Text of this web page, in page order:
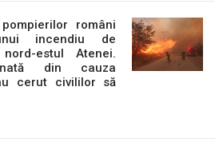
români
incendiu de
estul Atenei.
din cauza
cerut civililor să